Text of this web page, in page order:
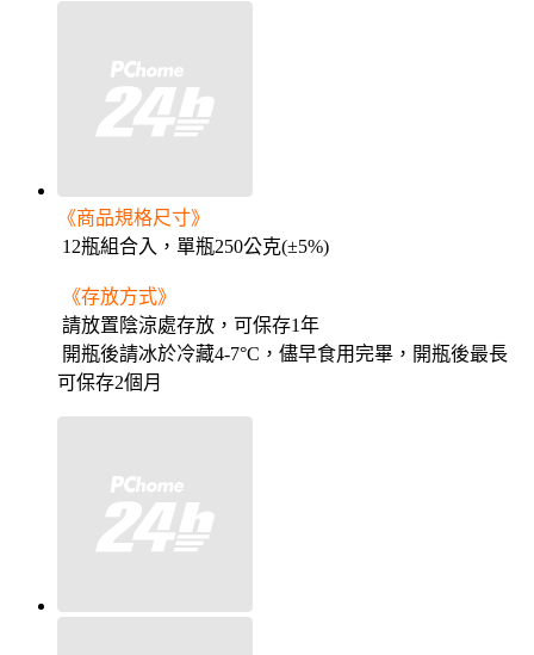
《商品規格尺寸》
12瓶組合入，單瓶250公克(±5%)
《存放方式》
請放置陰涼處存放，可保存1年
開瓶後請冰於冷藏4-7°C，儘早食用完畢，開瓶後最長
可保存2個月